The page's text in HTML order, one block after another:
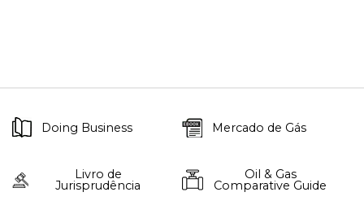
Doing Business Mercado de Gás
Livro de
Jurisprudência
Oil & Gas
Comparative Guide